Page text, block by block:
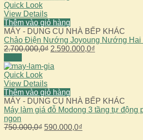
Quick Look
View Details
Thêm vào giỏ hàng
MÁY - DỤNG CỤ NHÀ BẾP KHÁC
Chảo Điện Nướng Joyoung Nướng Hai
2.700.000,0₫ Giá
là:
2.590.000,0₫
Quick Look
View Details
Thêm vào giỏ hàng
MÁY - DỤNG CỤ NHÀ BẾP KHÁC
Máy làm giá đỗ Modong 3 tầng tự động
ngon
750.000,0₫ Giá
590.000,0₫